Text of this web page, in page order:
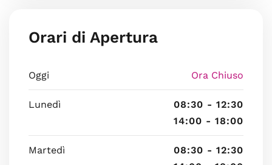
Orari di Apertura
Oggi Ora Chiuso
Lunedì
08:30 - 12:30
14:00 - 18:00
Martedì
08:30 - 12:30